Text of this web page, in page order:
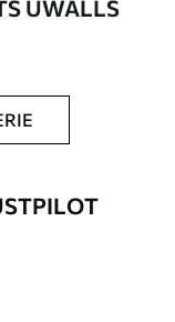
vernis
la durabilité
UWALLS